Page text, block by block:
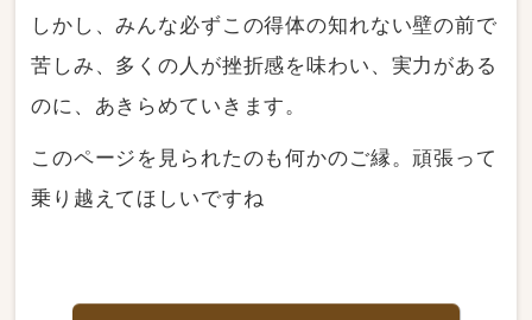
しかし、みんな必ずこの得体の知れない壁の前で
苦しみ、多くの人が挫折感を味わい、実力がある
のに、あきらめていきます。
このページを見られたのも何かのご縁。頑張って
乗り越えてほしいですね